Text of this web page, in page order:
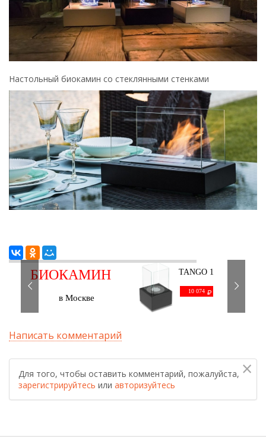
Настольный биокамин со стеклянными стенками
БИОКАМИН
в Москве
TANGO 1
10 074
Написать комментарий
×
Для того, чтобы оставить комментарий, пожалуйста,
зарегистрируйтесь или авторизуйтесь